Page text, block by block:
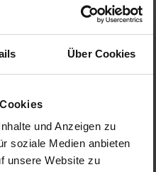
Über Cookies
und Anzeigen zu
soziale Medien anbieten
unsere Website zu
/ POWER CLEAN M, für